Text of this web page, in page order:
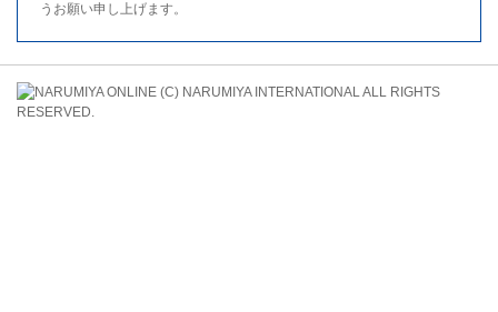
うお願い申し上げます。